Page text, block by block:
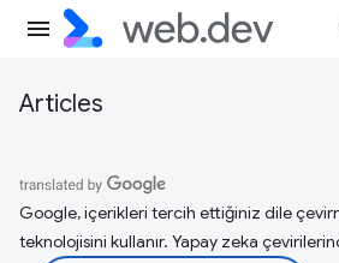
Articles
Google, içerikleri tercih ettiğiniz dile
teknolojisini kullanır. Yapay zeka